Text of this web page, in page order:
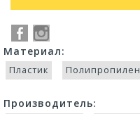
Материал:
Пластик Полипропилен
Производитель: